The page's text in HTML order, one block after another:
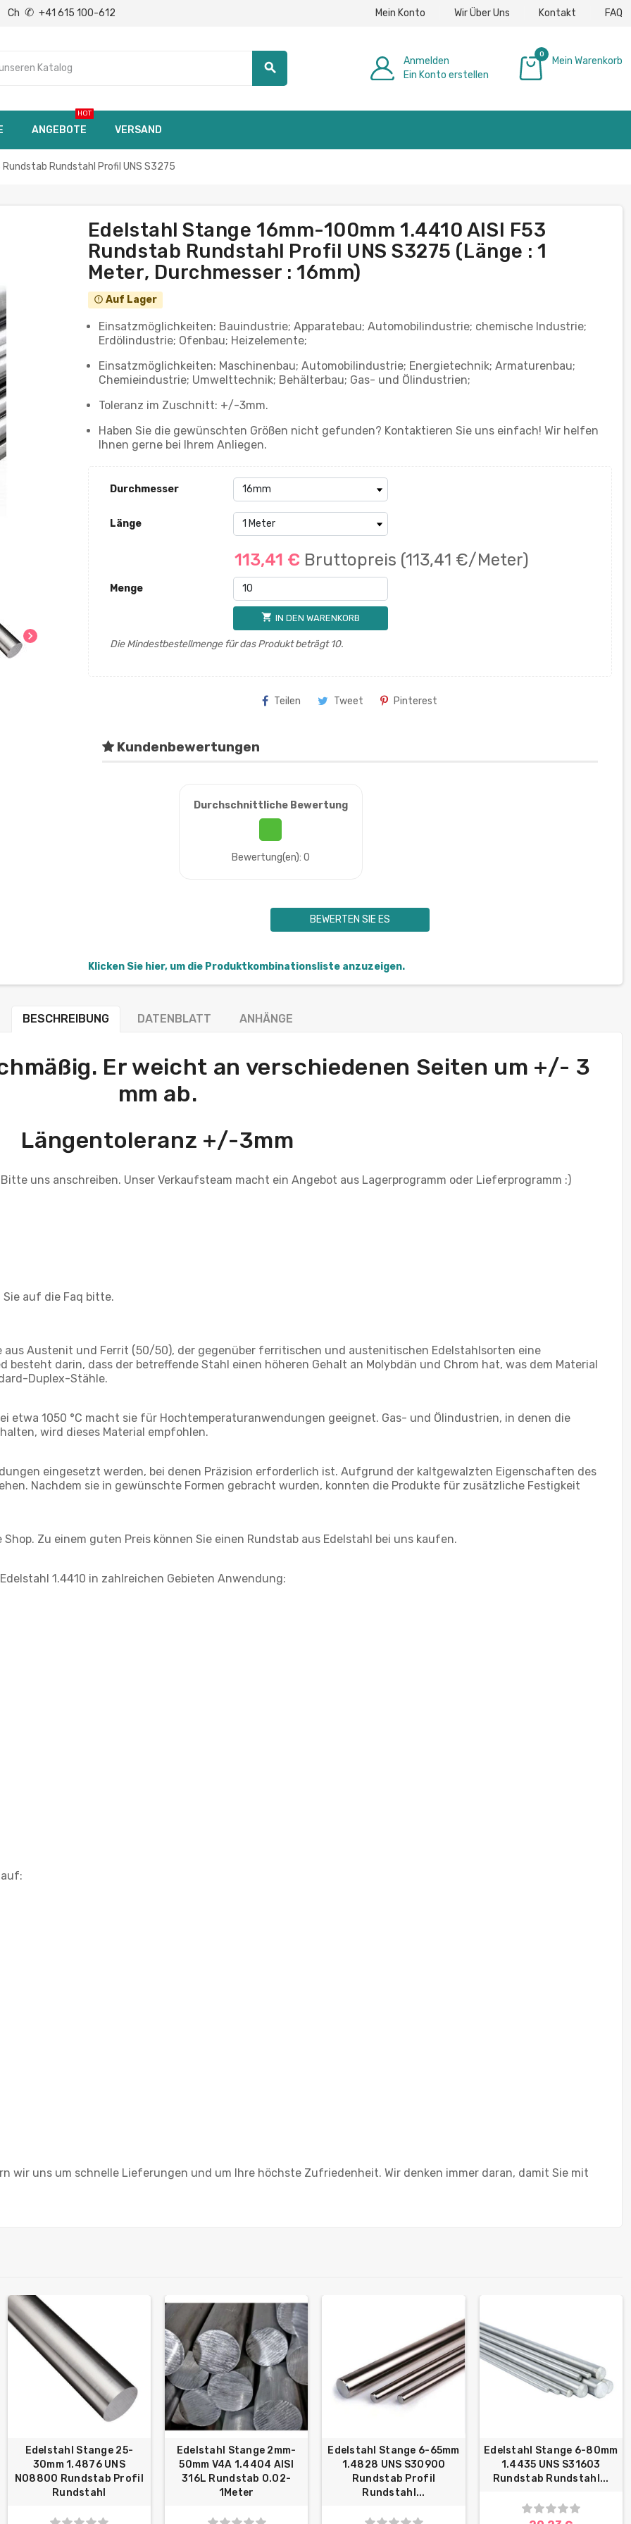
Ch ✆ +41 615 100-612 Mein Konto Wir Über Uns Kontakt FAQ
search
Anmelden
Ein Konto erstellen
0
Mein Warenkorb
ANGEBOTE
HOT
VERSAND
Rundstahl Profil UNS S3275
chevron_right
Edelstahl Stange 16mm-100mm 1.4410 AISI F53
Rundstab Rundstahl Profil UNS S3275 (Länge : 1
Meter, Durchmesser : 16mm)
error_outline Auf Lager
Einsatzmöglichkeiten: Bauindustrie; Apparatebau; Automobilindustrie; chemische Industrie;
Erdölindustrie; Ofenbau; Heizelemente;
Einsatzmöglichkeiten: Maschinenbau; Automobilindustrie; Energietechnik; Armaturenbau;
Chemieindustrie; Umwelttechnik; Behälterbau; Gas- und Ölindustrien;
Toleranz im Zuschnitt: +/-3mm.
Haben Sie die gewünschten Größen nicht gefunden? Kontaktieren Sie uns einfach! Wir helfen
Ihnen gerne bei Ihrem Anliegen.
Durchmesser
Länge
113,41 € Bruttopreis (113,41 €/Meter)
Menge
shopping_cart IN DEN WARENKORB
Die Mindestbestellmenge für das Produkt beträgt 10.
Teilen Tweet Pinterest
Kundenbewertungen
Durchschnittliche Bewertung
Bewertung(en): 0
BEWERTEN SIE ES
Klicken Sie hier, um die Produktkombinationsliste anzuzeigen.
BESCHREIBUNG DATENBLATT ANHÄNGE
Er weicht an verschiedenen Seiten um +/- 3
mm ab.
Längentoleranz +/-3mm
uns anschreiben. Unser Verkaufsteam macht ein Angebot aus Lagerprogramm oder Lieferprogramm :)
auf die Faq bitte.
aus Austenit und Ferrit (50/50), der gegenüber ferritischen und austenitischen Edelstahlsorten eine
darin, dass der betreffende Stahl einen höheren Gehalt an Molybdän und Chrom hat, was dem Material
Duplex-Stähle.
etwa 1050 °C macht sie für Hochtemperaturanwendungen geeignet. Gas- und Ölindustrien, in denen die
wird dieses Material empfohlen.
eingesetzt werden, bei denen Präzision erforderlich ist. Aufgrund der kaltgewalzten Eigenschaften des
Nachdem sie in gewünschte Formen gebracht wurden, konnten die Produkte für zusätzliche Festigkeit
Zu einem guten Preis können Sie einen Rundstab aus Edelstahl bei uns kaufen.
1.4410 in zahlreichen Gebieten Anwendung:
wir uns um schnelle Lieferungen und um Ihre höchste Zufriedenheit. Wir denken immer daran, damit Sie mit
Edelstahl Stange 25-
30mm 1.4876 UNS
N08800 Rundstab Profil
Rundstahl
Edelstahl Stange 2mm-
50mm V4A 1.4404 AISI
316L Rundstab 0.02-
1Meter
Edelstahl Stange 6-65mm
1.4828 UNS S30900
Rundstab Profil
Rundstahl...
Edelstahl Stange 6-80mm
1.4435 UNS S31603
Rundstab Rundstahl...